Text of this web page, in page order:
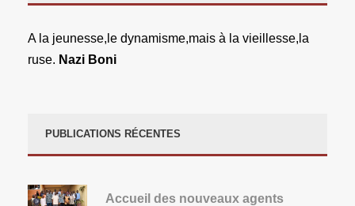
A la jeunesse,le dynamisme,mais à la vieillesse,la
ruse. Nazi Boni
PUBLICATIONS RÉCENTES
Accueil des nouveaux agents